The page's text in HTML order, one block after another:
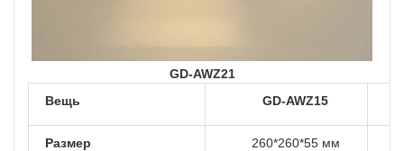
GD-AWZ21
Вещь
GD-AWZ15
Размер 260*260*55 мм